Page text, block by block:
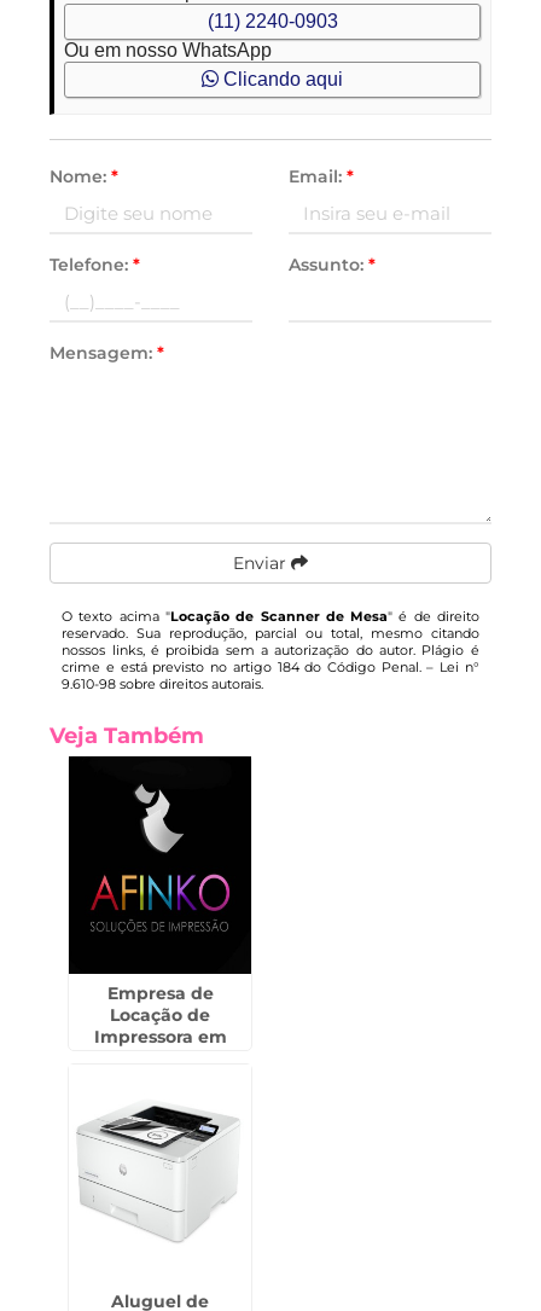
(11) 2240-0903
Ou em nosso WhatsApp
Clicando aqui
Nome:* Email: *
Telefone:* Assunto: *
Mensagem:*
Enviar
O texto acima "Locação de Scanner de Mesa" é de direito
reservado. Sua reprodução, parcial ou total, mesmo citando
nossos links, é proibida sem a autorização do autor. Plágio é
crime e está previsto no artigo 184 do Código Penal. – Lei n°
9.610-98 sobre direitos autorais.
Veja Também
Empresa de
Locação de
Impressora em
Aluguel de